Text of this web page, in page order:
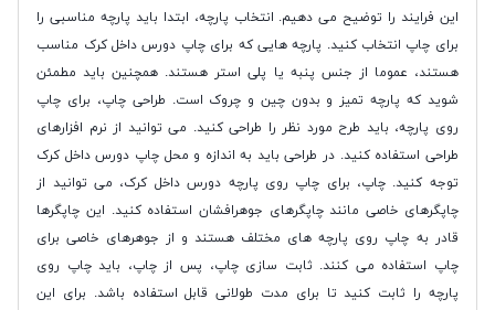
این فرایند را توضیح می دهیم. انتخاب پارچه، ابتدا باید پارچه مناسبی را
برای چاپ انتخاب کنید. پارچه هایی که برای چاپ دورس داخل کرک مناسب
هستند، عموما از جنس پنبه یا پلی استر هستند. همچنین باید مطمئن
شوید که پارچه تمیز و بدون چین و چروک است. طراحی چاپ، برای چاپ
روی پارچه، باید طرح مورد نظر را طراحی کنید. می توانید از نرم افزارهای
طراحی استفاده کنید. در طراحی باید به اندازه و محل چاپ دورس داخل کرک
توجه کنید. چاپ، برای چاپ روی پارچه دورس داخل کرک، می توانید از
چاپگرهای خاصی مانند چاپگرهای جوهرافشان استفاده کنید. این چاپگرها
قادر به چاپ روی پارچه های مختلف هستند و از جوهرهای خاصی برای
چاپ استفاده می کنند. ثابت سازی چاپ، پس از چاپ، باید چاپ روی
پارچه را ثابت کنید تا برای مدت طولانی قابل استفاده باشد. برای این